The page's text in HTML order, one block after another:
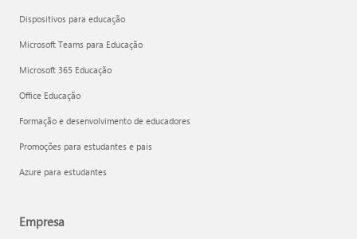
Dispositivos para educação
Microsoft Teams para Educação
Microsoft 365 Educação
Office Educação
Formação e desenvolvimento de educadores
Promoções para estudantes e pais
Azure para estudantes
Empresa